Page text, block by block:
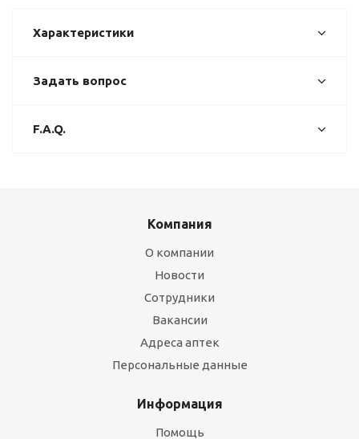
Характеристики
Задать вопрос
F.A.Q.
Компания
О компании
Новости
Сотрудники
Вакансии
Адреса аптек
Персональные данные
Информация
Помощь